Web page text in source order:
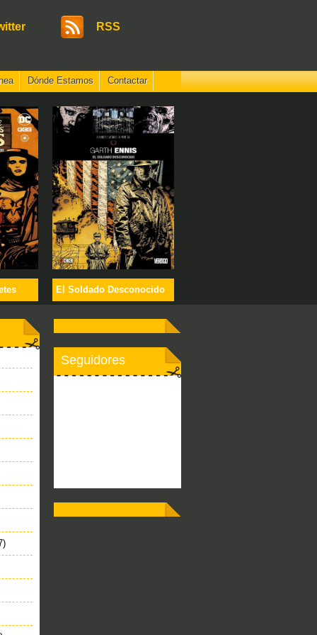
RSS
Dónde Estamos Contactar
El Soldado Desconocido
Seguidores